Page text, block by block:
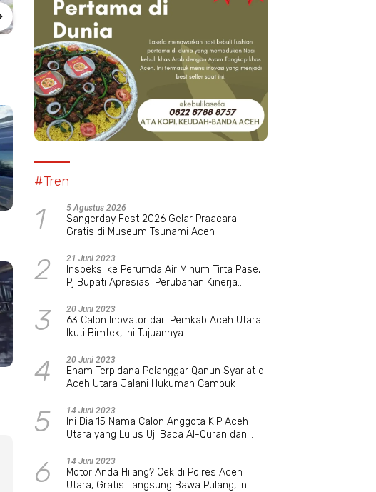
Pimpin Himipol Unimal, Muspika
Zahara Dorong Budaya
Intelektual Kritis Mahasiswa
PB PII Dukung Mentan Amran
Berantas Mafia Pangan
#Tren
1 5 Agustus 2026
Sangerday Fest 2026 Gelar Praacara
Gratis di Museum Tsunami Aceh
2 21 Juni 2023
Inspeksi ke Perumda Air Minum Tirta Pase,
Pj Bupati Apresiasi Perubahan Kinerja
3 20 Juni 2023
63 Calon Inovator dari Pemkab Aceh Utara
Ikuti Bimtek, Ini Tujuannya
4 20 Juni 2023
Enam Terpidana Pelanggar Qanun Syariat di
Aceh Utara Jalani Hukuman Cambuk
5 14 Juni 2023
Ini Dia 15 Nama Calon Anggota KIP Aceh
Utara yang Lulus Uji Baca Al-Quran dan
6 14 Juni 2023
Motor Anda Hilang? Cek di Polres Aceh
Utara, Gratis Langsung Bawa Pulang, Ini